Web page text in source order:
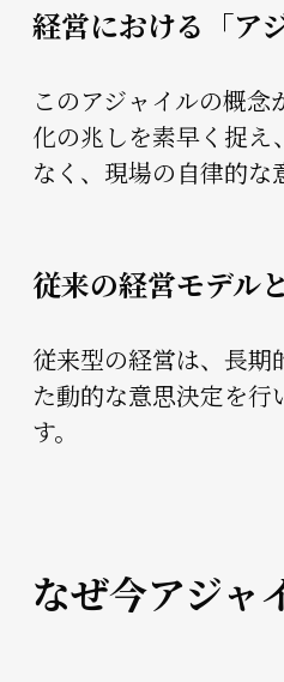
経営における「ア
このアジャイルの概
化の兆しを素早く捉え
なく、現場の自律的な
従来の経営モデル
従来型の経営は、長期
た動的な意思決定を
す。
なぜ今アジャ